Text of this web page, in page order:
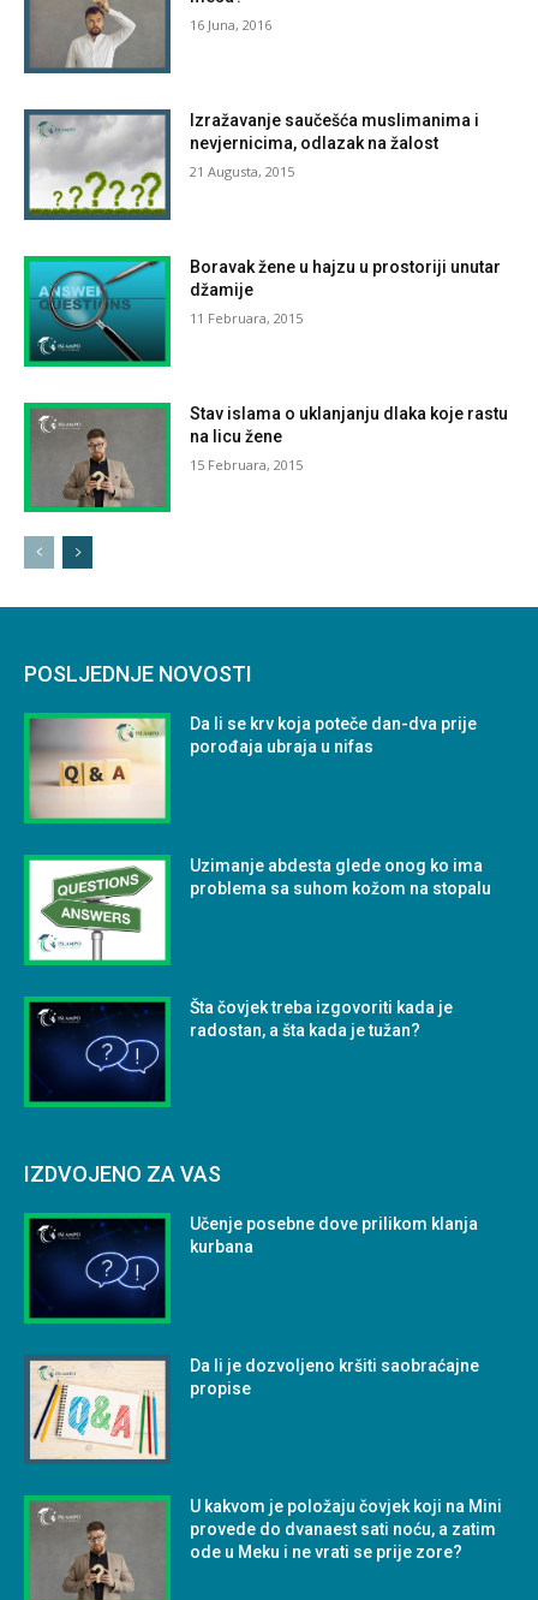
16 Juna, 2016
Izražavanje saučešća muslimanima i
nevjernicima, odlazak na žalost
21 Augusta, 2015
Boravak žene u hajzu u prostoriji unutar
džamije
11 Februara, 2015
Stav islama o uklanjanju dlaka koje rastu
na licu žene
15 Februara, 2015
POSLJEDNJE NOVOSTI
Da li se krv koja poteče dan-dva prije
porođaja ubraja u nifas
Uzimanje abdesta glede onog ko ima
problema sa suhom kožom na stopalu
Šta čovjek treba izgovoriti kada je
radostan, a šta kada je tužan?
IZDVOJENO ZA VAS
Učenje posebne dove prilikom klanja
kurbana
Da li je dozvoljeno kršiti saobraćajne
propise
U kakvom je položaju čovjek koji na Mini
provede do dvanaest sati noću, a zatim
ode u Meku i ne vrati se prije zore?